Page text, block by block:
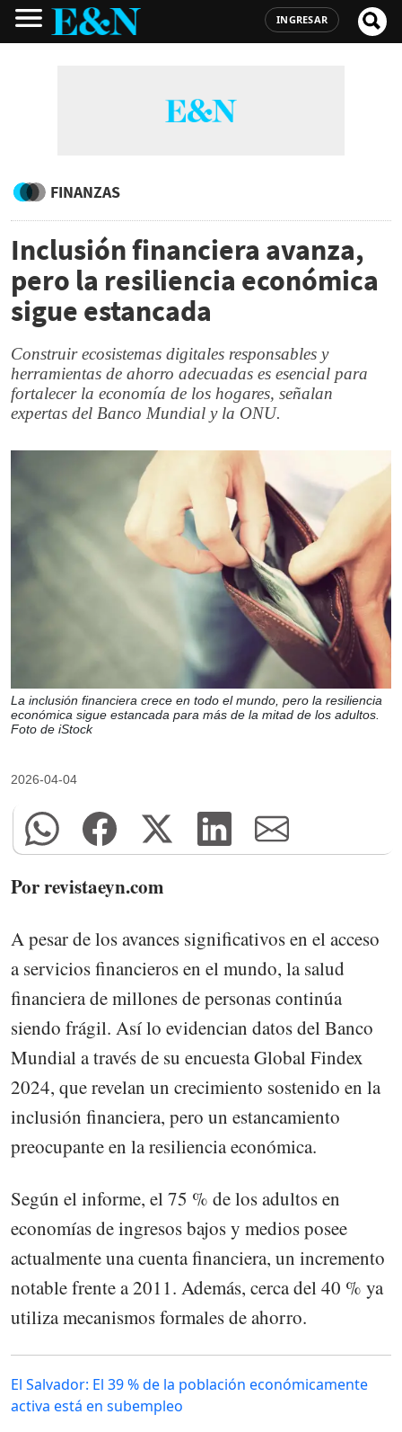
INGRESAR
FINANZAS
Inclusión financiera avanza,
pero la resiliencia económica
sigue estancada
Construir ecosistemas digitales responsables y
herramientas de ahorro adecuadas es esencial para
fortalecer la economía de los hogares, señalan
expertas del Banco Mundial y la ONU.
La inclusión financiera crece en todo el mundo, pero la resiliencia
económica sigue estancada para más de la mitad de los adultos.
Foto de iStock
2026-04-04
Por revistaeyn.com
A pesar de los avances significativos en el acceso
a servicios financieros en el mundo, la salud
financiera de millones de personas continúa
siendo frágil. Así lo evidencian datos del Banco
Mundial a través de su encuesta Global Findex
2024, que revelan un crecimiento sostenido en la
inclusión financiera, pero un estancamiento
preocupante en la resiliencia económica.
Según el informe, el 75 % de los adultos en
economías de ingresos bajos y medios posee
actualmente una cuenta financiera, un incremento
notable frente a 2011. Además, cerca del 40 % ya
utiliza mecanismos formales de ahorro.
El Salvador: El 39 % de la población económicamente
activa está en subempleo